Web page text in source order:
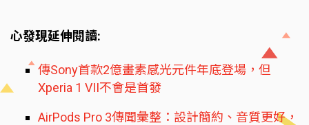
心發現延伸閱讀:
傳Sony首款2億畫素感光元件年底登場，但
Xperia 1 VII不會是首發
AirPods Pro 3傳聞彙整：設計簡約、音質更好，